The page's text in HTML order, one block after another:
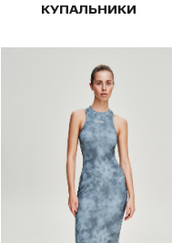
КУПАЛЬНИКИ